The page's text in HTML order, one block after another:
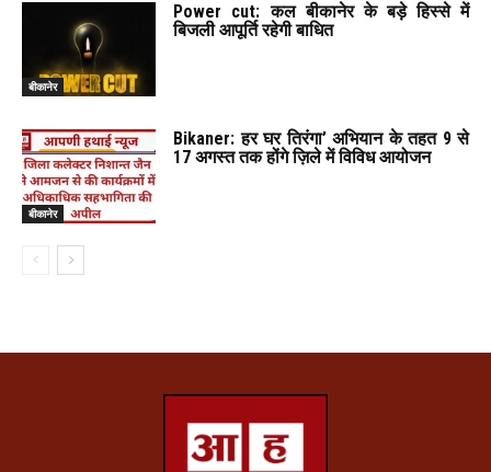
बीकानेर
Power cut: कल बीकानेर के बड़े हिस्से में
बिजली आपूर्ति रहेगी बाधित
बीकानेर
Bikaner: हर घर तिरंगा’ अभियान के तहत 9 से
17 अगस्त तक होंगे ज़िले में विविध आयोजन